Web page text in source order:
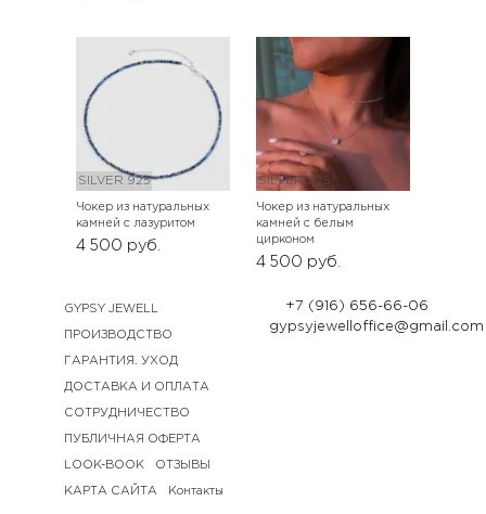
SILVER 925
Чокер из натуральных
камней с лазуритом
4 500 руб.
SILVER 925
Чокер из натуральных
камней с белым
цирконом
4 500 руб.
GYPSY JEWELL
ПРОИЗВОДСТВО
ГАРАНТИЯ. УХОД
ДОСТАВКА И ОПЛАТА
СОТРУДНИЧЕСТВО
ПУБЛИЧНАЯ ОФЕРТА
LOOK-BOOK ОТЗЫВЫ
КАРТА САЙТА Контакты
+7 (916) 656-66-06
gypsyjewelloffice@gmail.com